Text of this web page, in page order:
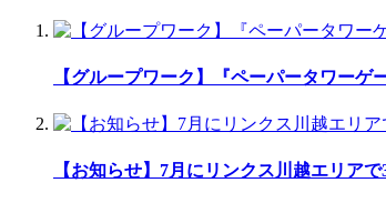
【グループワーク】『ペーパータワーゲ
【お知らせ】7月にリンクス川越エリア